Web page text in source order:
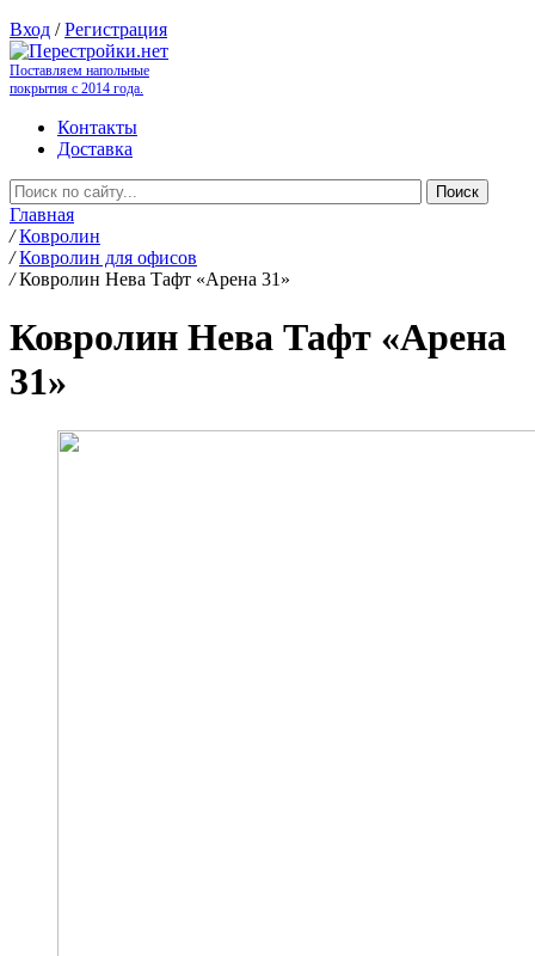
Вход /Регистрация
Поставляем напольные
покрытия с 2014 года.
Контакты
Доставка
Главная
/ Ковролин
/ Ковролин для офисов
/ Ковролин Нева Тафт «Арена 31»
Ковролин Нева Тафт «Арена
31»